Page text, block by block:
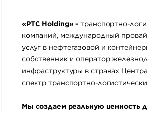
«PTC Holding» - транспортно-
компаний, международный
услуг в нефтегазовой и
собственник и оператор
инфраструктуры в странах
спектр транспортно-
Мы создаем реальную ценность